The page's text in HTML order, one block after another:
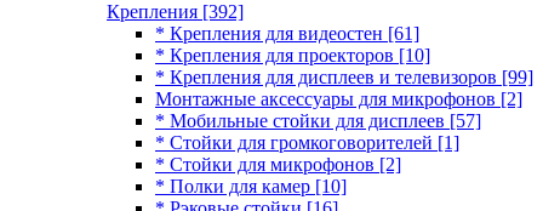
Крепления [392]
* Крепления для видеостен [61]
* Крепления для проекторов [10]
* Крепления для дисплеев и телевизоров [99]
Монтажные аксессуары для микрофонов [2]
* Мобильные стойки для дисплеев [57]
* Стойки для громкоговорителей [1]
* Стойки для микрофонов [2]
* Полки для камер [10]